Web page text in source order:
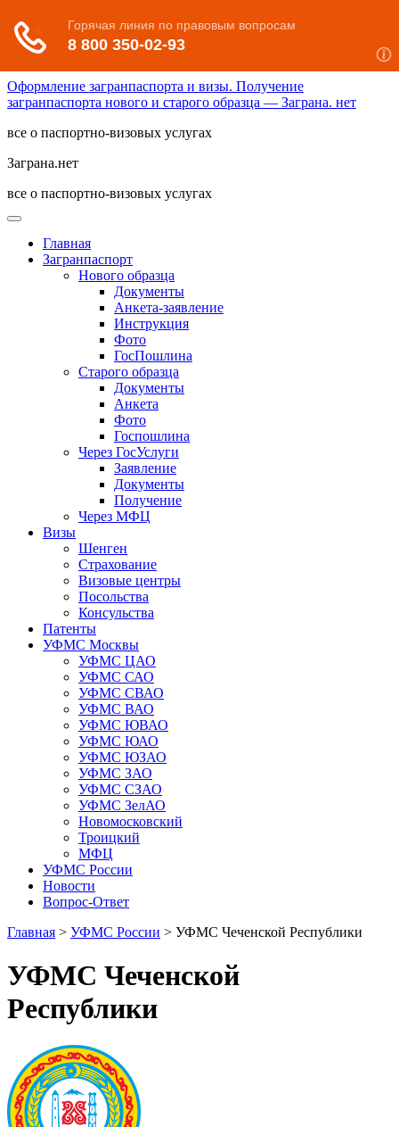
Оформление загранпаспорта и визы. Получение
загранпаспорта нового и старого образца — Заграна. нет
все о паспортно-визовых услугах
Заграна.нет
все о паспортно-визовых услугах
Главная
Загранпаспорт
Нового образца
Документы
Анкета-заявление
Инструкция
Фото
ГосПошлина
Старого образца
Документы
Анкета
Фото
Госпошлина
Через ГосУслуги
Заявление
Документы
Получение
Через МФЦ
Визы
Шенген
Страхование
Визовые центры
Посольства
Консульства
Патенты
УФМС Москвы
УФМС ЦАО
УФМС САО
УФМС СВАО
УФМС ВАО
УФМС ЮВАО
УФМС ЮАО
УФМС ЮЗАО
УФМС ЗАО
УФМС СЗАО
УФМС ЗелАО
Новомосковский
Троицкий
МФЦ
УФМС России
Новости
Вопрос-Ответ
Главная > УФМС России > УФМС Чеченской Республики
УФМС Чеченской
Республики